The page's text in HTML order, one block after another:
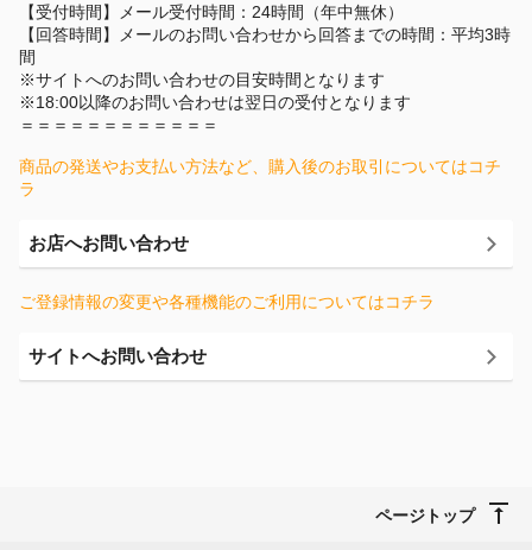
【受付時間】メール受付時間：24時間（年中無休）
【回答時間】メールのお問い合わせから回答までの時間：平均3時
間
※サイトへのお問い合わせの目安時間となります
※18:00以降のお問い合わせは翌日の受付となります
＝＝＝＝＝＝＝＝＝＝＝＝
商品の発送やお支払い方法など、購入後のお取引についてはコチ
ラ
お店へお問い合わせ
ご登録情報の変更や各種機能のご利用についてはコチラ
サイトへお問い合わせ
ページトップ